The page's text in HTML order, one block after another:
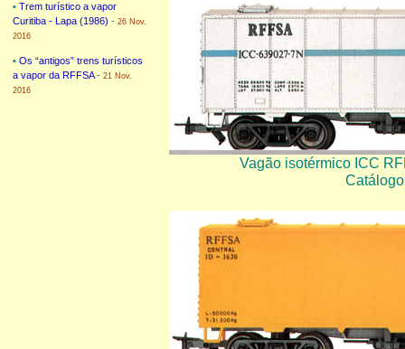
• Trem turístico a vapor
Curitiba - Lapa (1986) - 26 Nov.
2016
• Os “antigos” trens turísticos
a vapor da RFFSA- 21 Nov.
2016
Vagão isotérmico ICC